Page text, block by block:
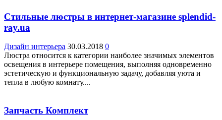
Стильные люстры в интернет-магазине splendid-
ray.ua
Дизайн интерьера 30.03.2018 0
Люстра относится к категории наиболее значимых элементов
освещения в интерьере помещения, выполняя одновременно
эстетическую и функциональную задачу, добавляя уюта и
тепла в любую комнату....
Запчасть Комплект